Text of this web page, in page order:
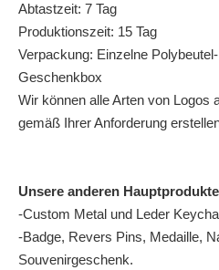
Abtastzeit: 7 Tag
Produktionszeit: 15 Tag
Verpackung: Einzelne
Geschenkbox
Wir können alle Arten von Logos
gemäß Ihrer Anforderung
Unsere anderen
-Custom Metal und Leder
-Badge, Revers Pins, Medaille,
Souvenirgeschenk.